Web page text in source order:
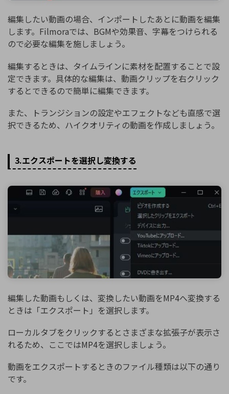
編集したい動画の場合、インポートしたあとに動画を編集
します。Filmoraでは、BGMや効果音、字幕をつけられる
ので必要な編集を施しましょう。
編集するときは、タイムラインに素材を配置することで設
定できます。具体的な編集は、動画クリップを右クリック
するとできるので簡単に編集できます。
また、トランジションの設定やエフェクトなども直感で選
択できるため、ハイクオリティの動画を作成しましょう。
3.エクスポートを選択し変換する
編集した動画もしくは、変換したい動画をMP4へ変換する
ときは「エクスポート」を選択します。
ローカルタブをクリックするとさまざまな拡張子が表示さ
れるため、ここではMP4を選択しましょう。
動画をエクスポートするときのファイル種類は以下の通り
です。